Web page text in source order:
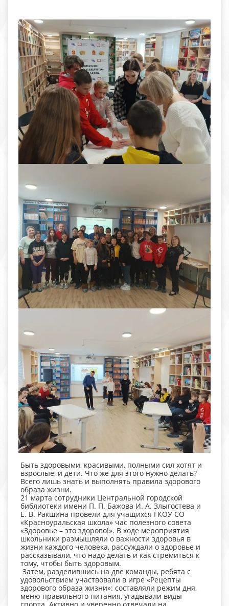
Быть здоровыми, красивыми, полными сил хотят и
взрослые, и дети. Что же для этого нужно делать?
Всего лишь знать и выполнять правила здорового
образа жизни.
21 марта сотрудники Центральной городской
библиотеки имени П. П. Бажова И. А. Злыгостева и
Е. В. Ракшина провели для учащихся ГКОУ СО
«Красноуральская школа» час полезного совета
«Здоровье – это здорово!». В ходе мероприятия
школьники размышляли о важности здоровья в
жизни каждого человека, рассуждали о здоровье и
рассказывали, что надо делать и как стремиться к
тому, чтобы быть здоровым.
Затем, разделившись на две команды, ребята с
удовольствием участвовали в игре «Рецепты
здорового образа жизни»: составляли режим дня,
меню правильного питания, угадывали виды